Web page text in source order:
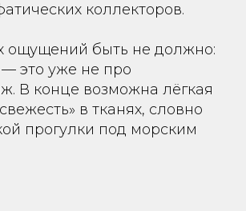
коллекторов.
ощущений быть не должно:
это уже не про
В конце возможна лёгкая
в тканях, словно
прогулки под морским